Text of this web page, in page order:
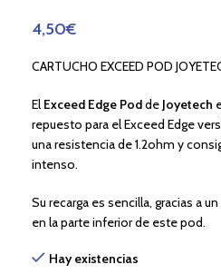
4,50€
CARTUCHO EXCEED POD
El Exceed Edge Podde Joyetech
repuesto para el Exceed Edge
una resistencia de 1.2ohm y
intenso.
Su recarga es sencilla, gracias a
en la parte inferior de este pod.
Hay existencias